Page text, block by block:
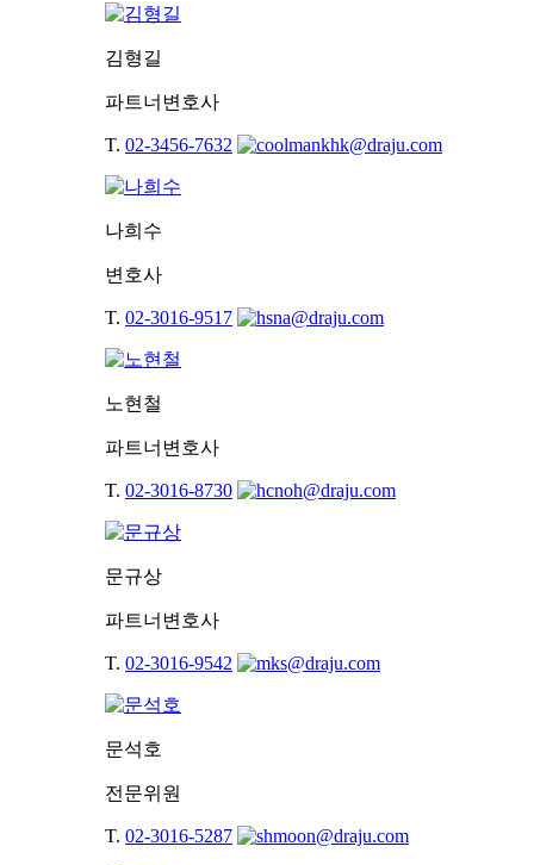
김형길
파트너변호사
T. 02-3456-7632
나희수
변호사
T. 02-3016-9517
노현철
파트너변호사
T. 02-3016-8730
문규상
파트너변호사
T. 02-3016-9542
문석호
전문위원
T. 02-3016-5287